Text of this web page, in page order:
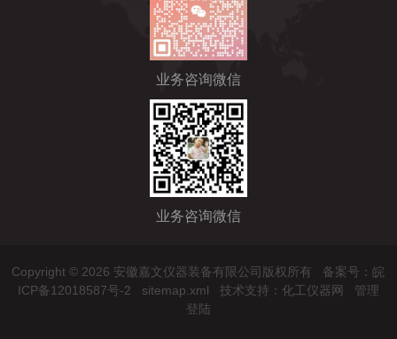
业务咨询微信
业务咨询微信
Copyright © 2026 安徽嘉文仪器装备有限公司版权所有 备案号：皖
ICP备12018587号-2
sitemap.xml 技术支持： 化工仪器网
管理
登陆